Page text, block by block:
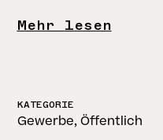
Mehr lesen
KATEGORIE
Gewerbe, Öffentlich